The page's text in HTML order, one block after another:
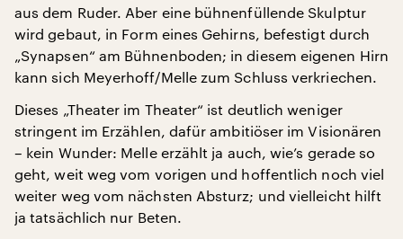
aus dem Ruder. Aber eine bühnenfüllende Skulptur
wird gebaut, in Form eines Gehirns, befestigt durch
„Synapsen“ am Bühnenboden; in diesem eigenen Hirn
kann sich Meyerhoff/Melle zum Schluss verkriechen.
Dieses „Theater im Theater“ ist deutlich weniger
stringent im Erzählen, dafür ambitiöser im Visionären
– kein Wunder: Melle erzählt ja auch, wie’s gerade so
geht, weit weg vom vorigen und hoffentlich noch viel
weiter weg vom nächsten Absturz; und vielleicht hilft
ja tatsächlich nur Beten.